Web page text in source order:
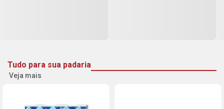
Tudo para sua padaria
Veja mais